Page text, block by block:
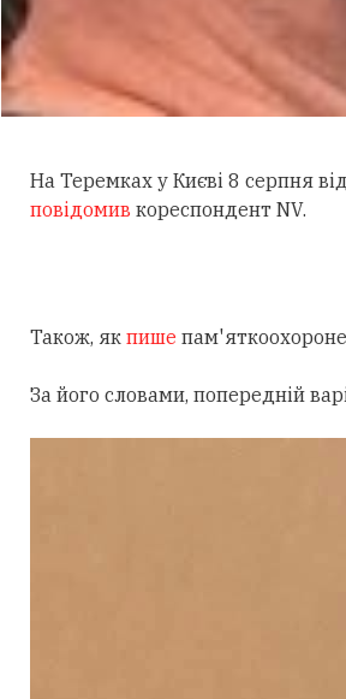
На Теремках у Києві 8 серпня
повідомив кореспондент NV.
Також, як пише
За його словами, попередній